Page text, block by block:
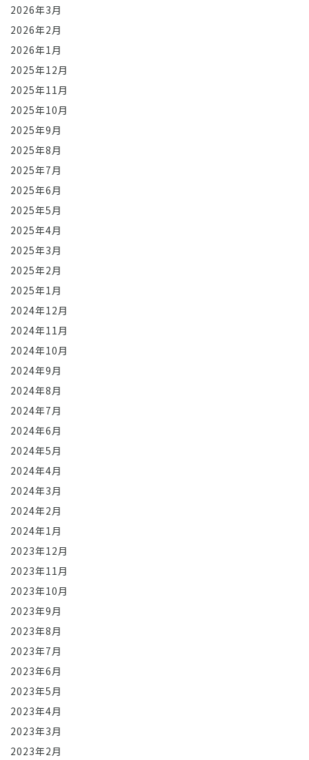
2026年3月
2026年2月
2026年1月
2025年12月
2025年11月
2025年10月
2025年9月
2025年8月
2025年7月
2025年6月
2025年5月
2025年4月
2025年3月
2025年2月
2025年1月
2024年12月
2024年11月
2024年10月
2024年9月
2024年8月
2024年7月
2024年6月
2024年5月
2024年4月
2024年3月
2024年2月
2024年1月
2023年12月
2023年11月
2023年10月
2023年9月
2023年8月
2023年7月
2023年6月
2023年5月
2023年4月
2023年3月
2023年2月